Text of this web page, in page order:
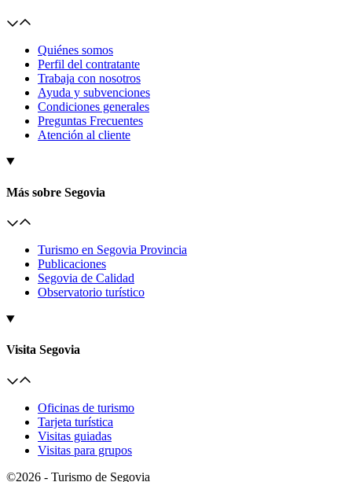
Quiénes somos
Perfil del contratante
Trabaja con nosotros
Ayuda y subvenciones
Condiciones generales
Preguntas Frecuentes
Atención al cliente
Más sobre Segovia
Turismo en Segovia Provincia
Publicaciones
Segovia de Calidad
Observatorio turístico
Visita Segovia
Oficinas de turismo
Tarjeta turística
Visitas guiadas
Visitas para grupos
©2026 - Turismo de Segovia